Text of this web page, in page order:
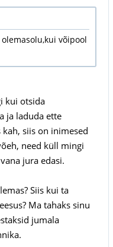
võipool
kui otsida
ja laduda ette
siis on inimesed
need küll mingi
jura edasi.
Siis kui ta
Ma tahaks sinu
jumala